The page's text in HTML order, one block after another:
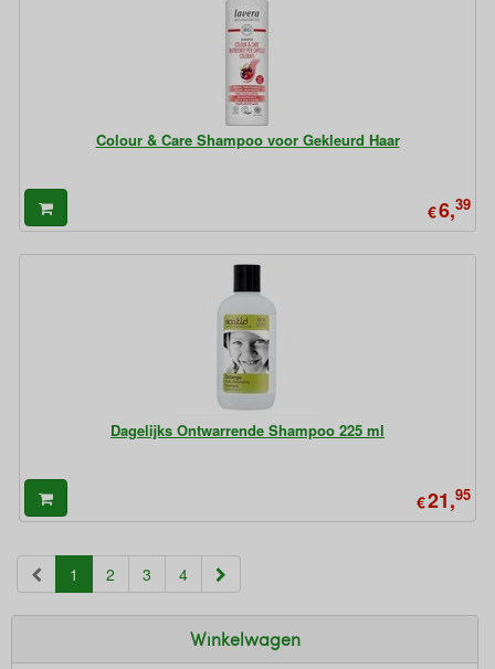
Colour & Care Shampoo voor Gekleurd Haar
€6,39
Dagelijks Ontwarrende Shampoo 225 ml
€21,95
1 (current)
2 3 4
Winkelwagen